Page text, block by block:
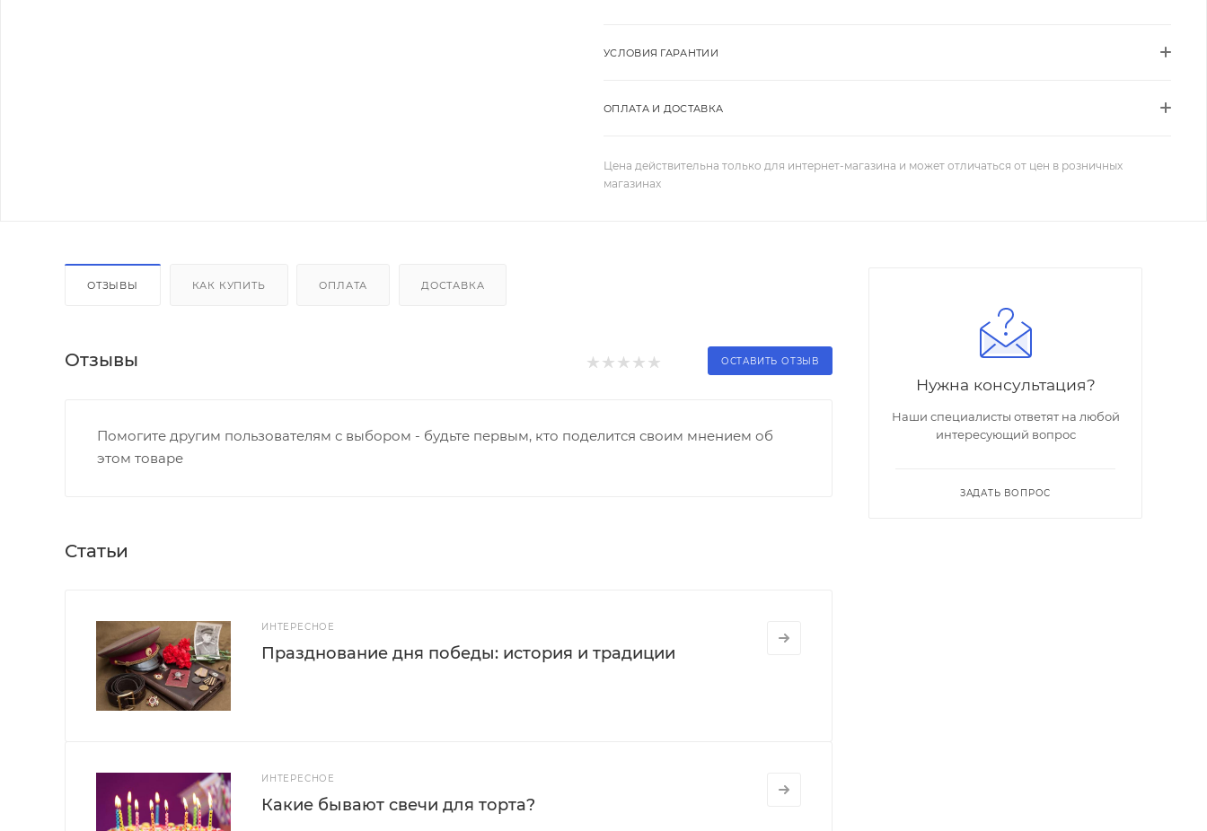
УСЛОВИЯ ГАРАНТИИ
ОПЛАТА И ДОСТАВКА
Цена действительна только для интернет-магазина и может отличаться от цен в розничных
магазинах
ОТЗЫВЫ КАК КУПИТЬ ОПЛАТА ДОСТАВКА
Отзывы ОСТАВИТЬ ОТЗЫВ
Помогите другим пользователям с выбором - будьте первым, кто поделится своим мнением об
этом товаре
Статьи
ИНТЕРЕСНОЕ
Празднование дня победы: история и традиции
ИНТЕРЕСНОЕ
Какие бывают свечи для торта?
Нужна консультация?
Наши специалисты ответят на любой
интересующий вопрос
ЗАДАТЬ ВОПРОС